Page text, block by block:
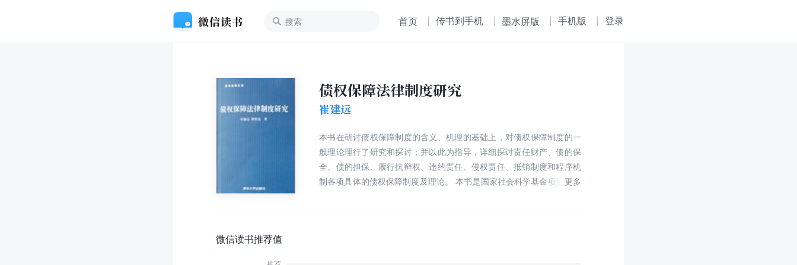
首页 传书到手机 墨水屏版 手机版 登录
债权保障法律制度研究
崔建远
本书在研讨债权保障制度的含义、机理的基础上，对债权保障制度的一
般理论理行了研究和探讨；并以此为指导，详细探讨责任财产、债的保
全、债的担保、履行抗辩权、违约责任、侵权责任、抵销制度和程序机
制各项具体的债权保障制度及理论。 本书是国家社会科学基金项目的最
微信读书推荐值